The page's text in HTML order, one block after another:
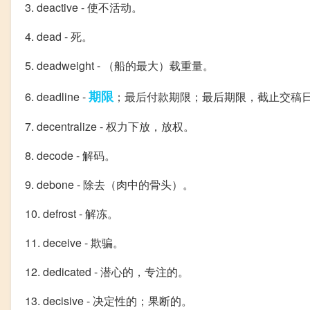
3. deactive - 使不活动。
4. dead - 死。
5. deadweight - （船的最大）载重量。
6. deadline -期限 ；最后付款期限；最后期限，截止交稿
7. decentralize - 权力下放，放权。
8. decode - 解码。
9. debone - 除去（肉中的骨头）。
10. defrost - 解冻。
11. deceive - 欺骗。
12. dedicated - 潜心的，专注的。
13. decisive - 决定性的；果断的。